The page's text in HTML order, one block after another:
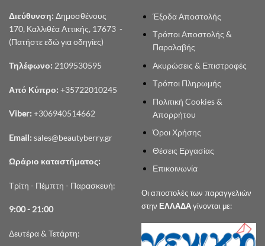
Διεύθυνση: Δημοσθένους
170, Καλλιθέα Αττικής, 17673 -
(Πατήστε εδώ για οδηγίες)
Τηλέφωνο: 2109530595
Από Κύπρο: +35722010245
Viber: +306940514662
Email: sales@beautyberry.gr
Ωράριο καταστήματος:
Τρίτη - Πέμπτη - Παρασκευή:
9:00 - 21:00
Δευτέρα & Τετάρτη:
Έξοδα Αποστολής
Τρόποι Αποστολής &
Παραλαβής
Ακυρώσεις & Επιστροφές
Τρόποι Πληρωμής
Πολιτική Cookies &
Απορρήτου
Όροι Χρήσης
Θέσεις Εργασίας
Επικοινωνία
Οι αποστολές των παραγγελιών
στην ΕΛΛΑΔΑγίνονται με: